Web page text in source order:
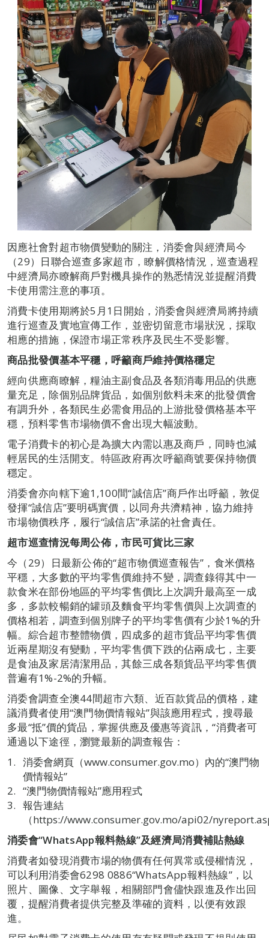
因應社會對超市物價變動的關注，消委會與經濟局今
（29）日聯合巡查多家超市，瞭解價格情況，巡查過程
中經濟局亦瞭解商戶對機具操作的熟悉情況並提醒消費
卡使用需注意的事項。
消費卡使用期將於5月1日開始，消委會與經濟局將持續
進行巡查及實地宣傳工作，並密切留意市場狀況，採取
相應的措施，保證市場正常秩序及民生不受影響。
商品批發價基本平穩，呼籲商戶維持價格穩定
經向供應商瞭解，糧油主副食品及各類消毒用品的供應
量充足，除個別品牌貨品，如個別飲料未來的批發價會
有調升外，各類民生必需食用品的上游批發價格基本平
穩，預料零售市場物價不會出現大幅波動。
電子消費卡的初心是為擴大內需以惠及商戶，同時也減
輕居民的生活開支。特區政府再次呼籲商號要保持物價
穩定。
消委會亦向轄下逾1,100間“誠信店”商戶作出呼籲，敦促
發揮“誠信店”要明碼實價，以同舟共濟精神，協力維持
市場物價秩序，履行“誠信店”承諾的社會責任。
超市巡查情況每周公佈，市民可貨比三家
今（29）日最新公佈的“超市物價巡查報告”，食米價格
平穩，大多數的平均零售價維持不變，調查錄得其中一
款食米在部份地區的平均零售價比上次調升最高至一成
多，多款較暢銷的罐頭及麵食平均零售價與上次調查的
價格相若，調查到個別牌子的平均零售價有少於1%的升
幅。綜合超市整體物價，四成多的超市貨品平均零售價
近兩星期沒有變動，平均零售價下跌的佔兩成七，主要
是食油及家居清潔用品，其餘三成各類貨品平均零售價
普遍有1%-2%的升幅。
消委會調查全澳44間超市六類、近百款貨品的價格，建
議消費者使用“澳門物價情報站”與該應用程式，搜尋最
多最“抵”價的貨品，掌握供應及優惠等資訊，“消費者可
通過以下途徑，瀏覽最新的調查報告：
消委會網頁（www.consumer.gov.mo）內的“澳門物
價情報站”
“澳門物價情報站”應用程式
報告連結
（https://www.consumer.gov.mo/api02/
消委會“WhatsApp報料熱線”及經濟局消費補貼熱線
消費者如發現消費市場的物價有任何異常或侵權情況，
可以利用消委會6298 0886“WhatsApp報料熱線”，以
照片、圖像、文字舉報，相關部門會儘快跟進及作出回
覆，提醒消費者提供完整及準確的資料，以便有效跟
進。